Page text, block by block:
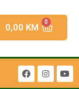
0,00 KM